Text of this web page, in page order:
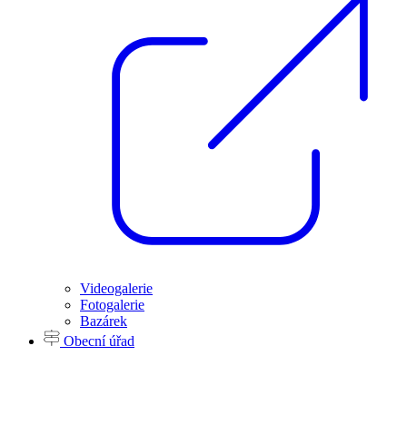
Videogalerie
Fotogalerie
Bazárek
Obecní úřad